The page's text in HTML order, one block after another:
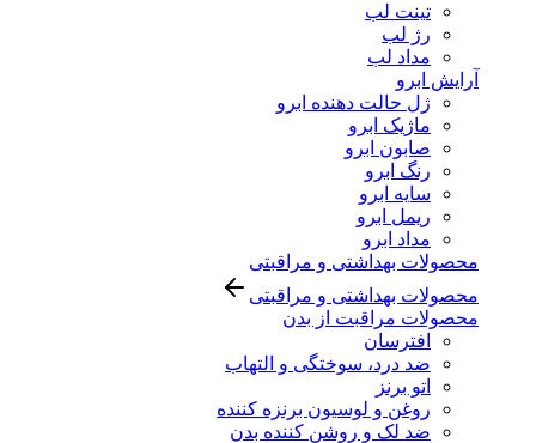
تینت لب
رژ لب
مداد لب
آرایش ابرو
ژل حالت دهنده ابرو
ماژیک ابرو
صابون ابرو
رنگ ابرو
سایه ابرو
ریمل ابرو
مداد ابرو
محصولات بهداشتی و مراقبتی
محصولات بهداشتی و مراقبتی
محصولات مراقبت از بدن
افترسان
ضد درد، سوختگی و التهاب
اتو برنز
روغن و لوسیون برنزه کننده
ضد لک و روشن کننده بدن